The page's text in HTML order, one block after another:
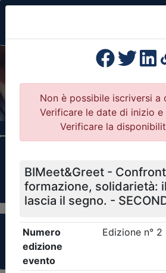
Previous
Il portale della formazione
Collegi
Clicca qui - espandi la
eventi